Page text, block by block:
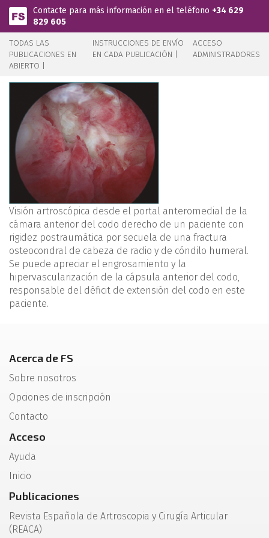
Pasar al contenido principal
Contacte para más información en el teléfono +34 629
829 605
TODAS LAS
PUBLICACIONES EN
ABIERTO |
INSTRUCCIONES DE ENVÍO
EN CADA PUBLICACIÓN |
ACCESO
ADMINISTRADORES
Visión artroscópica desde el portal anteromedial de la
cámara anterior del codo derecho de un paciente con
rigidez postraumática por secuela de una fractura
osteocondral de cabeza de radio y de cóndilo humeral.
Se puede apreciar el engrosamiento y la
hipervascularización de la cápsula anterior del codo,
responsable del déficit de extensión del codo en este
paciente.
Acerca de FS
Sobre nosotros
Opciones de inscripción
Contacto
Acceso
Ayuda
Inicio
Publicaciones
Revista Española de Artroscopia y Cirugía Articular
(REACA)